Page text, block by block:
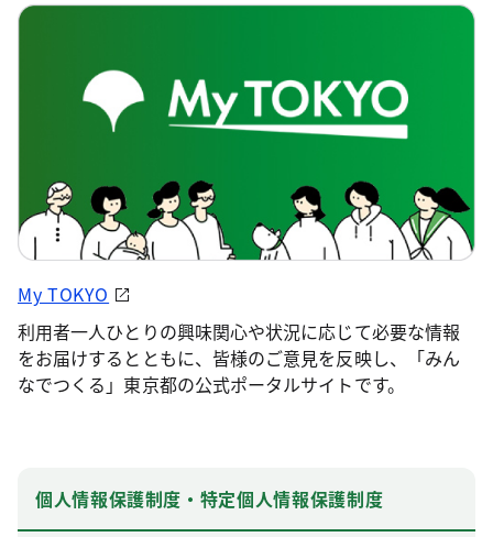
My TOKYO
利用者一人ひとりの興味関心や状況に応じて必要な情報
をお届けするとともに、皆様のご意見を反映し、「みん
なでつくる」東京都の公式ポータルサイトです。
個人情報保護制度・特定個人情報保護制度